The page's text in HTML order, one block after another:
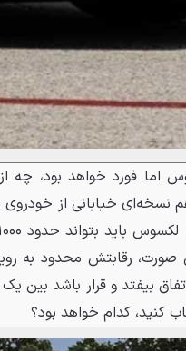
اما فورد خواهد بود، چه
کنید، کدام خواهد بود؟